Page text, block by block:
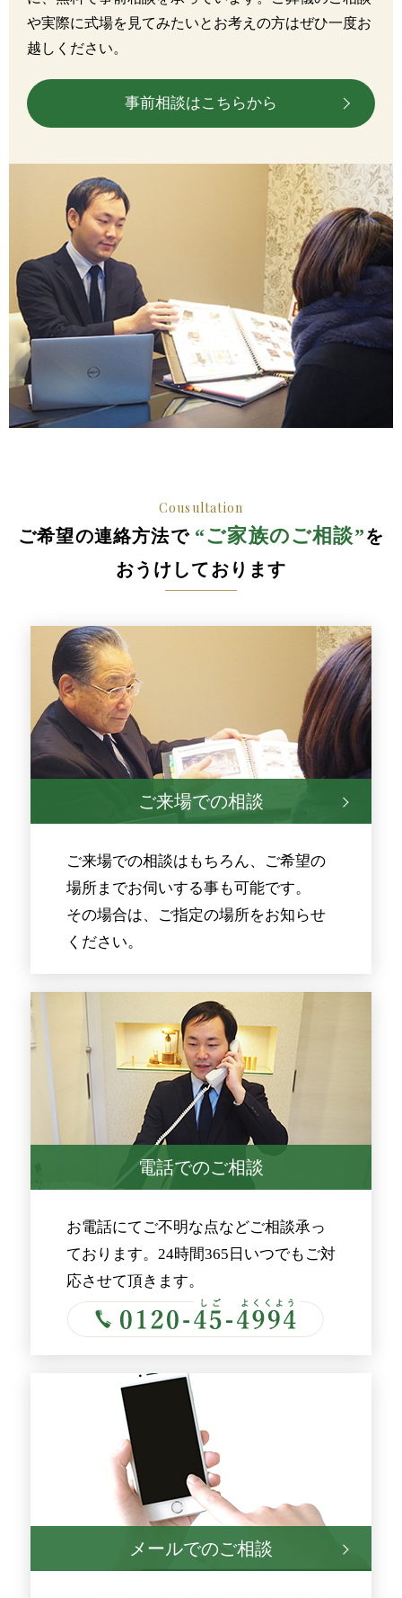
や実際に式場を見てみたいとお考えの方はぜひ一度お
越しください。
事前相談はこちらから
Cousultation
ご希望の連絡方法で “ご家族のご相談”を
おうけしております
ご来場での相談
ご来場での相談はもちろん、ご希望の
場所までお伺いする事も可能です。
その場合は、ご指定の場所をお知らせ
ください。
電話でのご相談
お電話にてご不明な点などご相談承っ
ております。24時間365日いつでもご対
応させて頂きます。
メールでのご相談